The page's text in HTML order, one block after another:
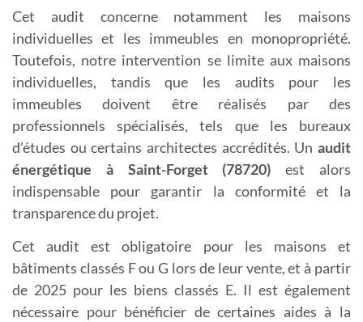
Cet audit concerne notamment les maisons
individuelles et les immeubles en monopropriété.
Toutefois, notre intervention se limite aux maisons
individuelles, tandis que les audits pour les
immeubles doivent être réalisés par des
professionnels spécialisés, tels que les bureaux
d’études ou certains architectes accrédités. Un audit
énergétique à Saint-Forget (78720) est alors
indispensable pour garantir la conformité et la
transparence du projet.
Cet audit est obligatoire pour les maisons et
bâtiments classés F ou G lors de leur vente, et à partir
de 2025 pour les biens classés E. Il est également
nécessaire pour bénéficier de certaines aides à la